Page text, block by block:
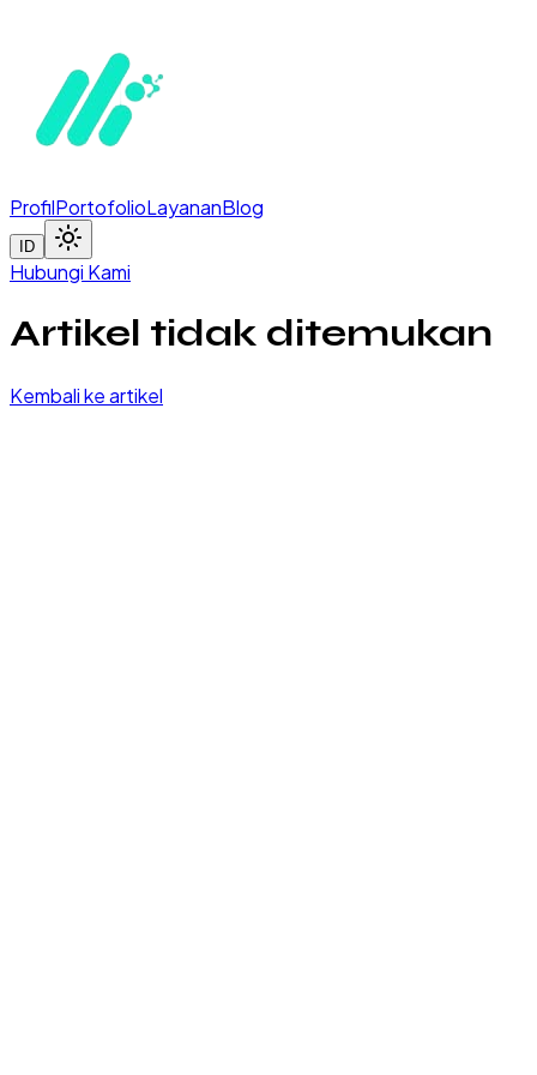
ProfilPortofolioLayananBlog
ID
Hubungi Kami
Artikel tidak ditemukan
Kembali ke artikel